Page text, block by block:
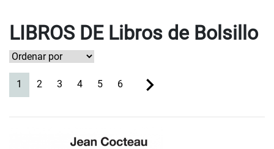
LIBROS DE Libros de Bolsillo
1 (current)
2 3 4 5 6